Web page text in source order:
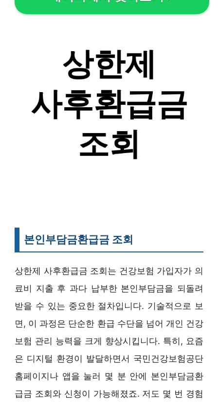
본인부담금환급금 조회
상한제 사후환급금 조회는 건강보험 가입자가 의
료비 지출 후 과다 납부한 본인부담금을 되돌려
받을 수 있는 중요한 절차입니다. 기술적으로 보
면, 이 과정은 단순한 환급 수단을 넘어 개인 건강
보험 관리 능력을 크게 향상시킵니다. 특히, 요즘
은 디지털 환경이 발달하면서 국민건강보험공단
홈페이지나 앱을 눌러 몇 분 안에 본인부담금환
급금 조회와 신청이 가능해졌죠. 저도 몇 번 경험